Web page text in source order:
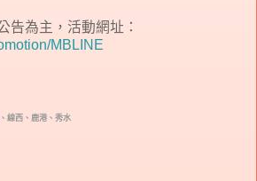
告為主，活動網址：
MBLINE
線西、鹿港、秀水